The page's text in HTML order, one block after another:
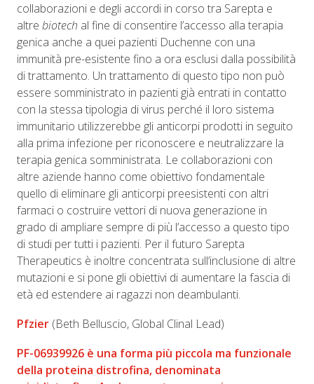
collaborazioni e degli accordi in corso tra Sarepta e
altre biotech al fine di consentire l’accesso alla terapia
genica anche a quei pazienti Duchenne con una
immunità pre-esistente fino a ora esclusi dalla possibilità
di trattamento. Un trattamento di questo tipo non può
essere somministrato in pazienti già entrati in contatto
con la stessa tipologia di virus perché il loro sistema
immunitario utilizzerebbe gli anticorpi prodotti in seguito
alla prima infezione per riconoscere e neutralizzare la
terapia genica somministrata. Le collaborazioni con
altre aziende hanno come obiettivo fondamentale
quello di eliminare gli anticorpi preesistenti con altri
farmaci o costruire vettori di nuova generazione in
grado di ampliare sempre di più l’accesso a questo tipo
di studi per tutti i pazienti. Per il futuro Sarepta
Therapeutics è inoltre concentrata sull’inclusione di altre
mutazioni e si pone gli obiettivi di aumentare la fascia di
età ed estendere ai ragazzi non deambulanti.
Pfzier (Beth Belluscio, Global Clinal Lead)
PF-06939926 è una forma più piccola ma funzionale
della proteina distrofina, denominata